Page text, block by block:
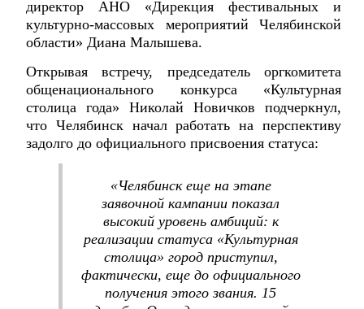
директор АНО «Дирекция фестивальных и
культурно-массовых мероприятий Челябинской
области» Диана Малышева.
Открывая встречу, председатель оргкомитета
общенационального конкурса «Культурная
столица года» Николай Новичков подчеркнул,
что Челябинск начал работать на перспективу
задолго до официального присвоения статуса:
«Челябинск еще на этапе
заявочной кампании показал
высокий уровень амбиций: к
реализации статуса «Культурная
столица» город приступил,
фактически, еще до официального
получения этого звания. 15